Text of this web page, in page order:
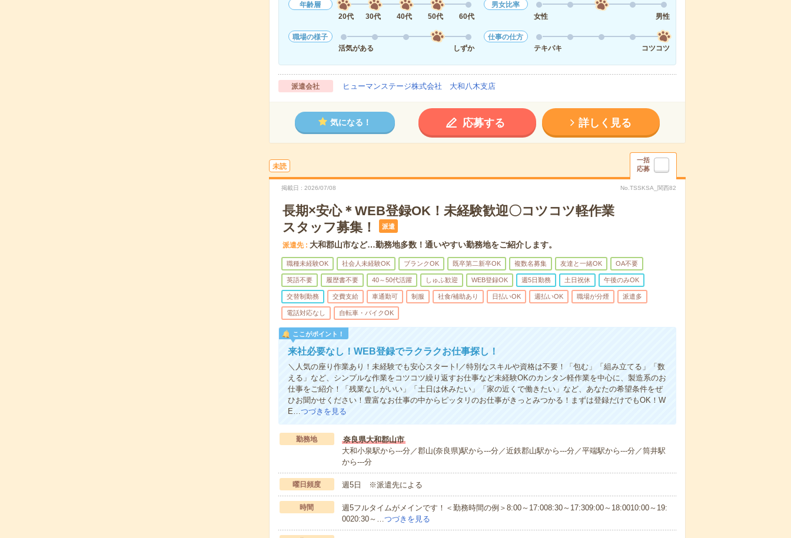
年齢層
20代
30代 40代 50代 60代
男女比率
女性
男性
職場の様子
活気がある
しずか
仕事の仕方
テキパキ
コツコツ
派遣会社 ヒューマンステージ株式会社 大和八木支店
気になる！ 応募する 詳しく見る
未読
一括
応募
掲載日 2026/07/08 No.TSSKSA_関西82
長期×安心＊WEB登録OK！未経験歓迎〇コツコツ軽作業
スタッフ募集！
派遣
派遣先 大和郡山市など…勤務地多数！通いやすい勤務地をご紹介します。
職種未経験OK 社会人未経験OK ブランクOK 既卒第二新卒OK 複数名募集 友達と一緒OK OA不要
英語不要 履歴書不要 40～50代活躍 しゅふ歓迎 WEB登録OK 週5日勤務 土日祝休 午後のみOK
交替制勤務 交費支給 車通勤可 制服 社食/補助あり 日払いOK 週払いOK 職場が分煙 派遣多
電話対応なし 自転車・バイクOK
ここがポイント！
来社必要なし！WEB登録でラクラクお仕事探し！
＼人気の座り作業あり！未経験でも安心スタート!／特別なスキルや資格は不要！「包む」「組み立てる」「数
える」など、シンプルな作業をコツコツ繰り返すお仕事など未経験OKのカンタン軽作業を中心に、製造系のお
仕事をご紹介！「残業なしがいい」「土日は休みたい」「家の近くで働きたい」など、あなたの希望条件をぜ
ひお聞かせください！豊富なお仕事の中からピッタリのお仕事がきっとみつかる！まずは登録だけでもOK！W
E…つづきを見る
勤務地
奈良県大和郡山市
大和小泉駅から---分／郡山(奈良県)駅から---分／近鉄郡山駅から---分／平端駅から---分／筒井駅
から---分
曜日頻度 週5日 ※派遣先による
時間
週5フルタイムがメインです！＜勤務時間の例＞8:00～17:008:30～17:309:00～18:0010:00～19:
0020:30～…つづきを見る